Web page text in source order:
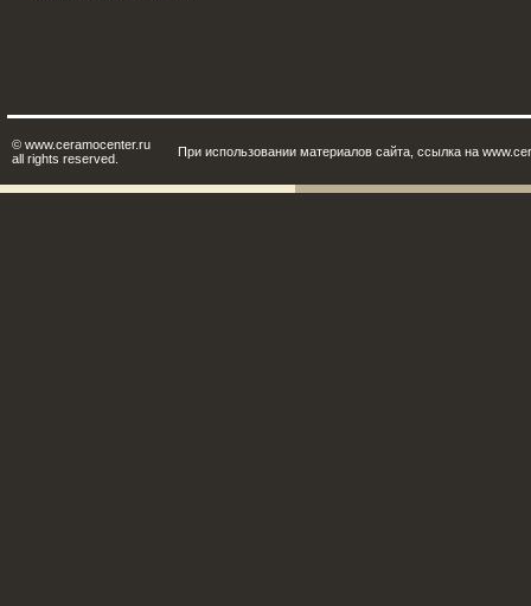
© www.ceramocenter.ru
all rights reserved.
При использовании материалов сайта, ссылка на